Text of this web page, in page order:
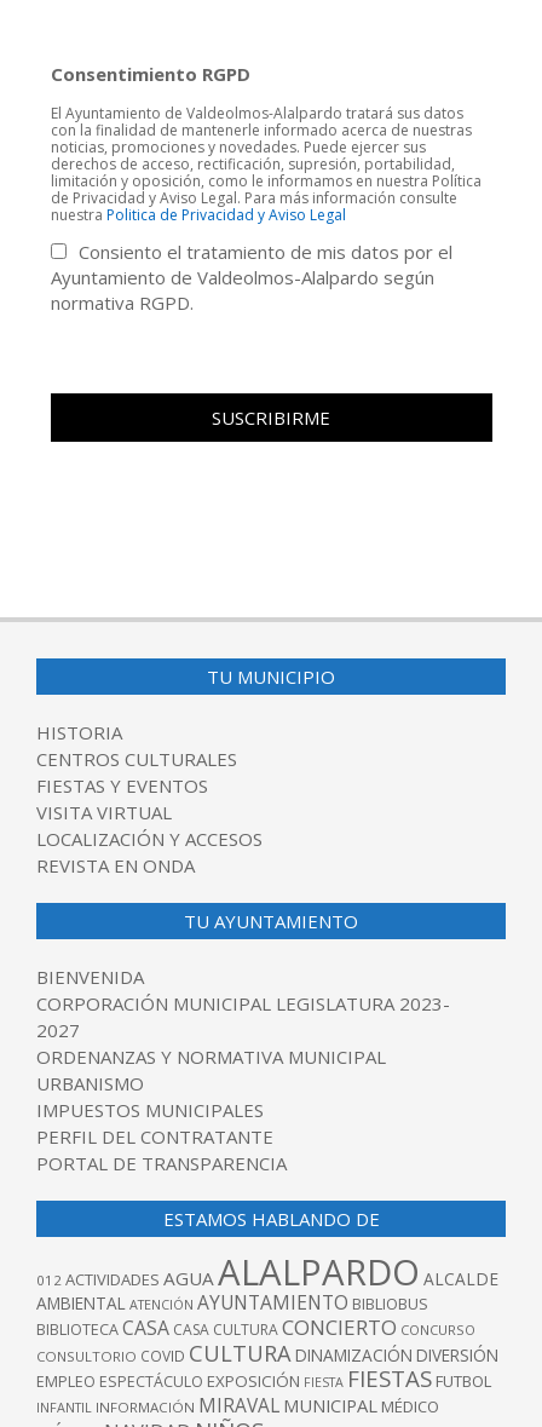
Consentimiento RGPD
El Ayuntamiento de Valdeolmos-Alalpardo tratará sus datos
con la finalidad de mantenerle informado acerca de nuestras
noticias, promociones y novedades. Puede ejercer sus
derechos de acceso, rectificación, supresión, portabilidad,
limitación y oposición, como le informamos en nuestra Política
de Privacidad y Aviso Legal. Para más información consulte
nuestra Politica de Privacidad y Aviso Legal
Consiento el tratamiento de mis datos por el
Ayuntamiento de Valdeolmos-Alalpardo según
normativa RGPD.
TU MUNICIPIO
HISTORIA
CENTROS CULTURALES
FIESTAS Y EVENTOS
VISITA VIRTUAL
LOCALIZACIÓN Y ACCESOS
REVISTA EN ONDA
TU AYUNTAMIENTO
BIENVENIDA
CORPORACIÓN MUNICIPAL LEGISLATURA 2023-
2027
ORDENANZAS Y NORMATIVA MUNICIPAL
URBANISMO
IMPUESTOS MUNICIPALES
PERFIL DEL CONTRATANTE
PORTAL DE TRANSPARENCIA
ESTAMOS HABLANDO DE
012 ACTIVIDADES AGUA ALALPARDO ALCALDE
AMBIENTAL ATENCIÓN AYUNTAMIENTO BIBLIOBUS
BIBLIOTECACASA CASA CULTURACONCIERTO CONCURSO
CONSULTORIO COVID CULTURA DINAMIZACIÓN DIVERSIÓN
EMPLEO ESPECTÁCULO EXPOSICIÓN FIESTA FIESTAS FUTBOL
INFANTIL INFORMACIÓN MIRAVAL MUNICIPAL MÉDICO